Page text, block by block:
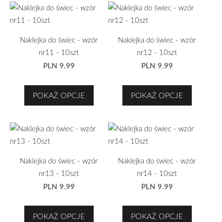
Naklejka do świec - wzór
nr11 - 10szt
PLN 9.99
POKAŻ OPCJE
Naklejka do świec - wzór
nr12 - 10szt
PLN 9.99
POKAŻ OPCJE
Naklejka do świec - wzór
nr13 - 10szt
PLN 9.99
POKAŻ OPCJE
Naklejka do świec - wzór
nr14 - 10szt
PLN 9.99
POKAŻ OPCJE